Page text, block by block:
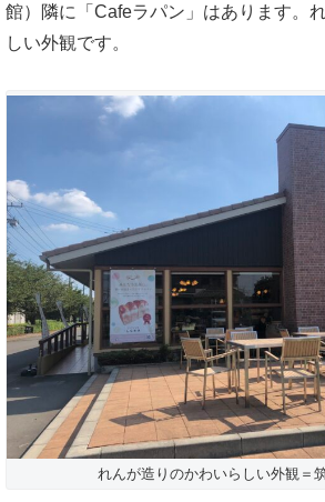
館）隣に「Cafeラパン」はあります。
しい外観です。
れんが造りのかわいらしい外観＝